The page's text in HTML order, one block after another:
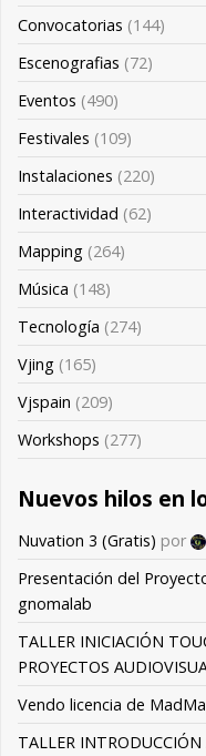
Convocatorias (144)
Escenografias (72)
Eventos (490)
Festivales (109)
Instalaciones (220)
Interactividad (62)
Mapping (264)
Música (148)
Tecnología (274)
Vjing (165)
Vjspain (209)
Workshops (277)
Nuevos hilos en
Nuvation 3 (Gratis) por
Presentación del
gnomalab
TALLER INICIACIÓN
PROYECTOS
Vendo licencia de
TALLER